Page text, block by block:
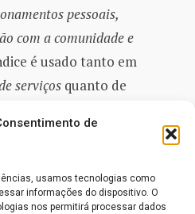
de
usamos tecnologias como
informações do dispositivo. O
nos permitirá processar dados
pessoais,
com a comunidade e
é usado tanto em
serviços quanto de
Wellbeing Group 2013).
satisfeito você está com o seu
seguro você se sente?”.Os